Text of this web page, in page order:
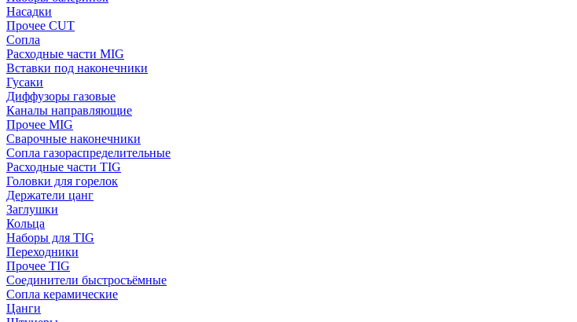
Насадки
Прочее CUT
Сопла
Расходные части MIG
Вставки под наконечники
Гусаки
Диффузоры газовые
Каналы направляющие
Прочее MIG
Сварочные наконечники
Сопла газораспределительные
Расходные части TIG
Головки для горелок
Держатели цанг
Заглушки
Кольца
Наборы для TIG
Переходники
Прочее TIG
Соединители быстросъёмные
Сопла керамические
Цанги